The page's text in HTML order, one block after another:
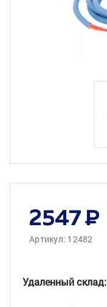
2547
Артикул: 12482
Удаленный склад: